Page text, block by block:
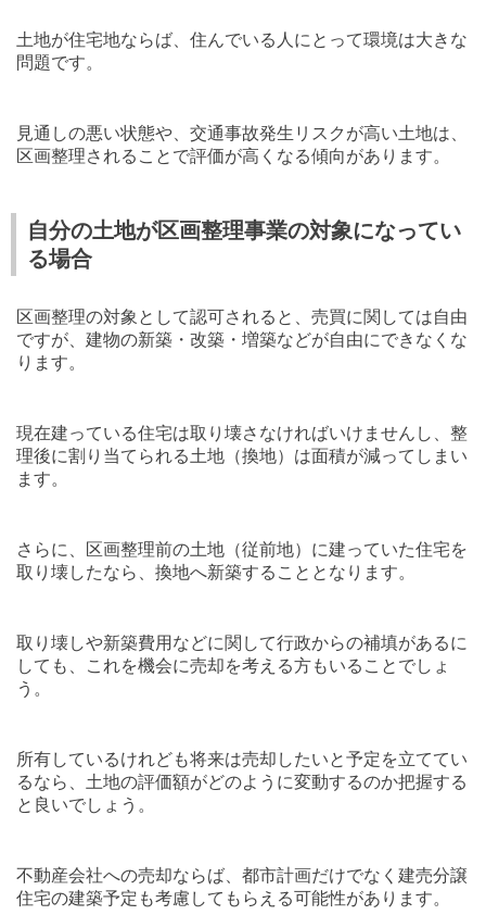
土地が住宅地ならば、住んでいる人にとって環境は大きな
問題です。
見通しの悪い状態や、交通事故発生リスクが高い土地は、
区画整理されることで評価が高くなる傾向があります。
自分の土地が区画整理事業の対象になってい
る場合
区画整理の対象として認可されると、売買に関しては自由
ですが、建物の新築・改築・増築などが自由にできなくな
ります。
現在建っている住宅は取り壊さなければいけませんし、整
理後に割り当てられる土地（換地）は面積が減ってしまい
ます。
さらに、区画整理前の土地（従前地）に建っていた住宅を
取り壊したなら、換地へ新築することとなります。
取り壊しや新築費用などに関して行政からの補填があるに
しても、これを機会に売却を考える方もいることでしょ
う。
所有しているけれども将来は売却したいと予定を立ててい
るなら、土地の評価額がどのように変動するのか把握する
と良いでしょう。
不動産会社への売却ならば、都市計画だけでなく建売分譲
住宅の建築予定も考慮してもらえる可能性があります。